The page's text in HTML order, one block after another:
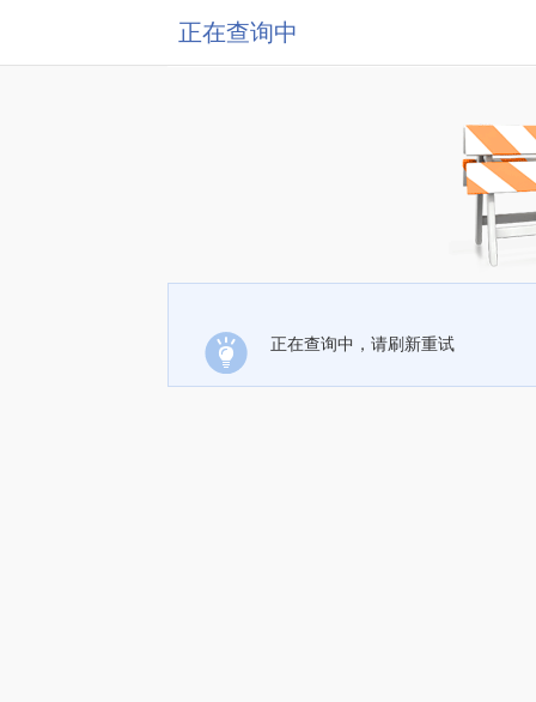
正在查询中
正在查询中，请刷新重试